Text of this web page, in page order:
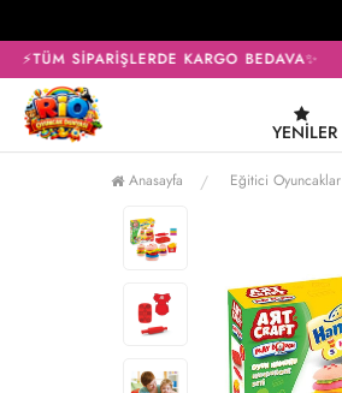
⚡TÜM SİPARİŞLERDE KARGO BEDAVA✨
YENILER
Anasayfa Eğitici Oyuncaklar